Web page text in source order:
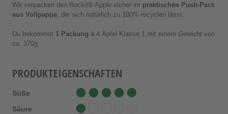
PRODUKTEIGENSCHAFTEN
Süße
Säure
Wir verpacken den Rockit® Apple sicher im praktischen Push-Pack
aus Vollpappe , die sich natürlich zu 100% recyclen lässt.
Du bekommst 1 Packung á 4 Äpfel Klasse 1 mit einem Gewicht von
ca. 370g